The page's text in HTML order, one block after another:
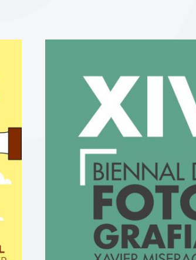
XIV BIENNAL
FOTOGRAFIA
MISERACHS